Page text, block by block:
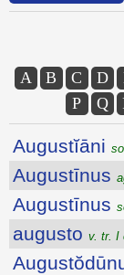
A B C D
P
Q
Augustĭāni
Augustīnus
Augustīnus
augusto v. tr. I